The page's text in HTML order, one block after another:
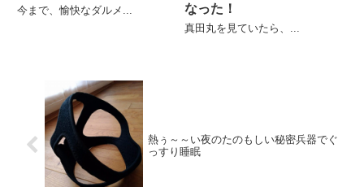
今まで、愉快なダルメ...
なった！
真田丸を見ていたら、...
熱ぅ～～い夜のたのもしい秘密兵器でぐ
っすり睡眠